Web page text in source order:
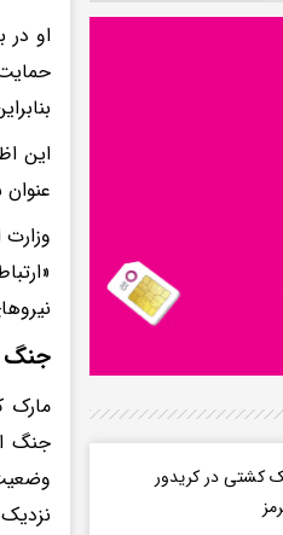
او
این
جنگ
مارک
جنگ
در کریدور